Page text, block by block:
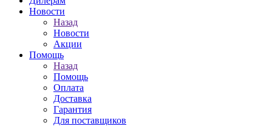
Новости
Назад
Новости
Акции
Помощь
Назад
Помощь
Оплата
Доставка
Гарантия
Для поставщиков